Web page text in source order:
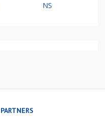
NS
PARTNERS